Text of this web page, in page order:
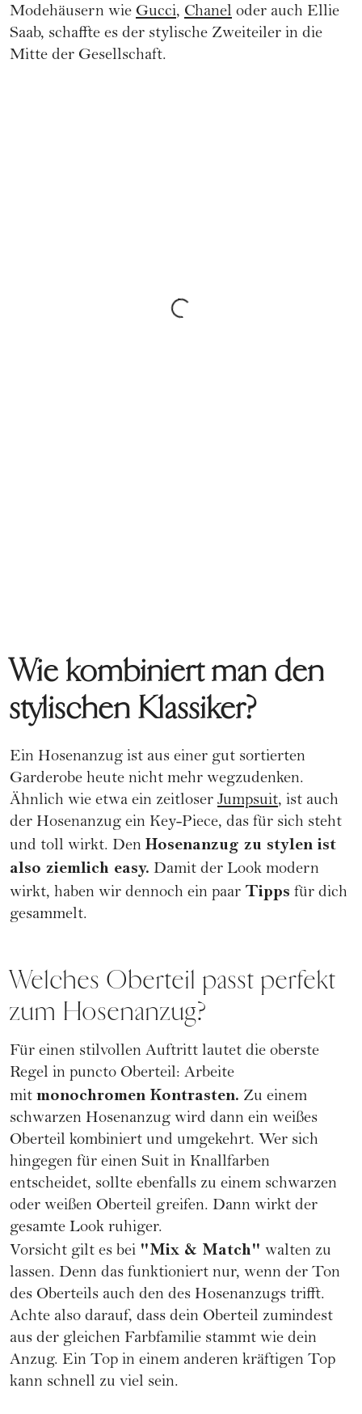
Modehäusern wie Gucci, Chanel oder auch Ellie
Saab, schaffte es der stylische Zweiteiler in die
Mitte der Gesellschaft.
Wie kombiniert man den
stylischen Klassiker?
Ein Hosenanzug ist aus einer gut sortierten
Garderobe heute nicht mehr wegzudenken.
Ähnlich wie etwa ein zeitloser Jumpsuit, ist auch
der Hosenanzug ein Key-Piece, das für sich steht
und toll wirkt. Den Hosenanzug zu stylen ist
also ziemlich easy. Damit der Look modern
wirkt, haben wir dennoch ein paar Tipps für dich
gesammelt.
Welches Oberteil passt perfekt
zum Hosenanzug?
Für einen stilvollen Auftritt lautet die oberste
Regel in puncto Oberteil: Arbeite
mit monochromen Kontrasten. Zu einem
schwarzen Hosenanzug wird dann ein weißes
Oberteil kombiniert und umgekehrt. Wer sich
hingegen für einen Suit in Knallfarben
entscheidet, sollte ebenfalls zu einem schwarzen
oder weißen Oberteil greifen. Dann wirkt der
gesamte Look ruhiger.
Vorsicht gilt es bei "Mix & Match" walten zu
lassen. Denn das funktioniert nur, wenn der Ton
des Oberteils auch den des Hosenanzugs trifft.
Achte also darauf, dass dein Oberteil zumindest
aus der gleichen Farbfamilie stammt wie dein
Anzug. Ein Top in einem anderen kräftigen Top
kann schnell zu viel sein.